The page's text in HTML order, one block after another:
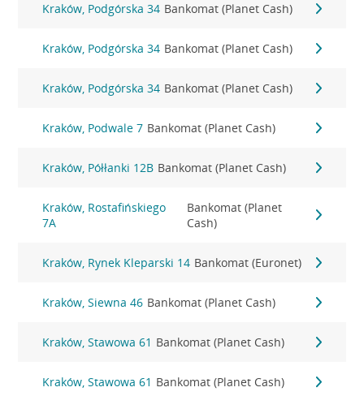
Kraków, Podgórska 34 Bankomat (Planet Cash)
Kraków, Podgórska 34 Bankomat (Planet Cash)
Kraków, Podgórska 34 Bankomat (Planet Cash)
Kraków, Podwale 7 Bankomat (Planet Cash)
Kraków, Półłanki 12B Bankomat (Planet Cash)
Kraków, Rostafińskiego
7A
Bankomat (Planet
Cash)
Kraków, Rynek Kleparski 14 Bankomat (Euronet)
Kraków, Siewna 46 Bankomat (Planet Cash)
Kraków, Stawowa 61 Bankomat (Planet Cash)
Kraków, Stawowa 61 Bankomat (Planet Cash)